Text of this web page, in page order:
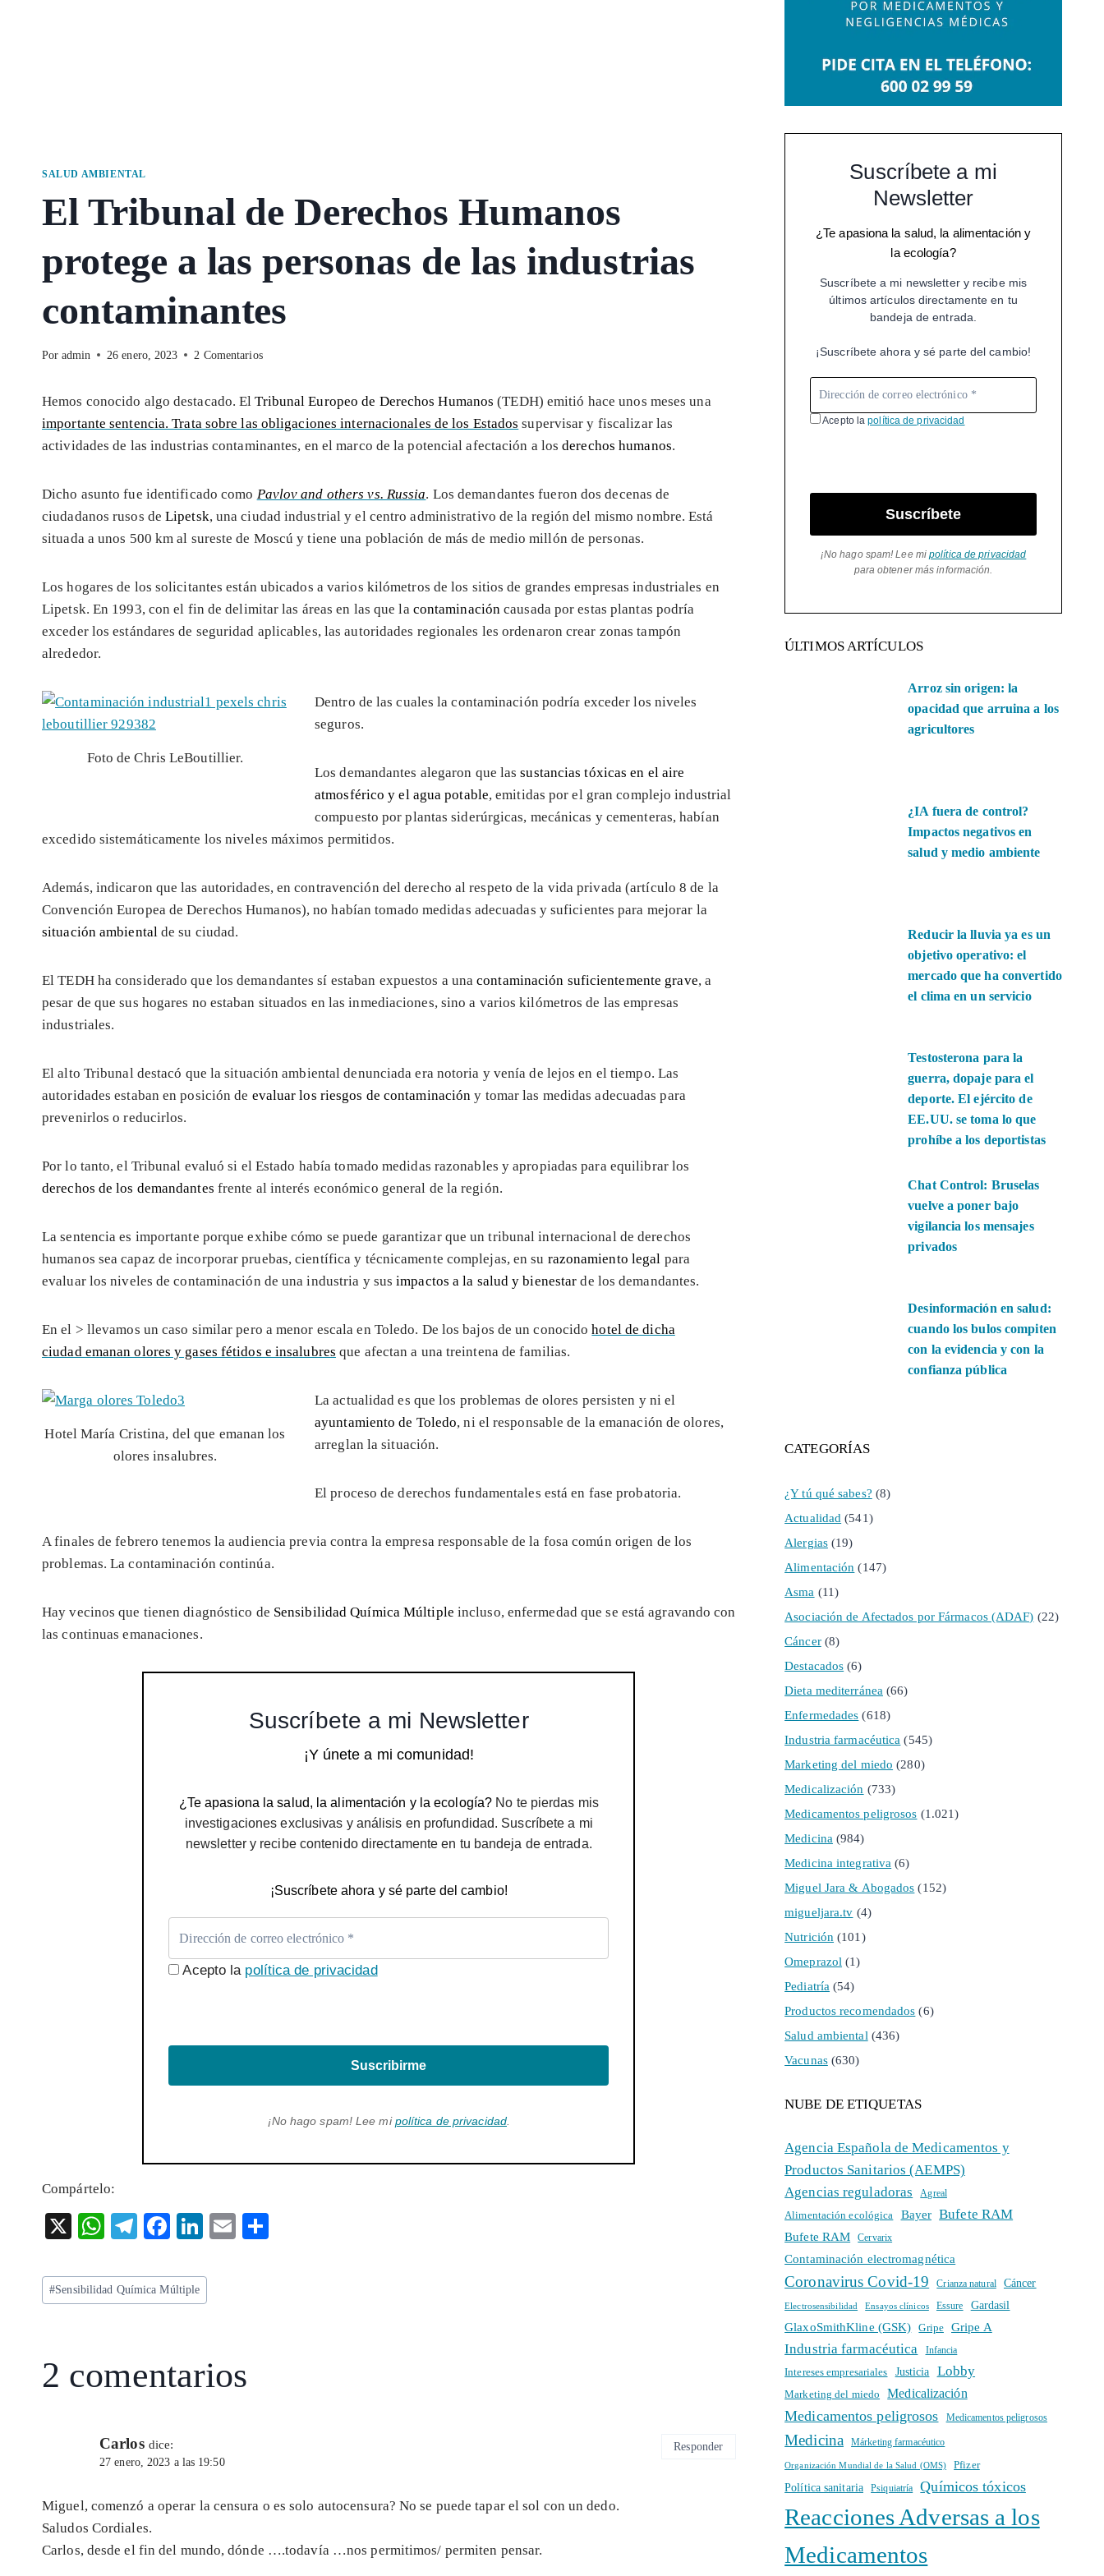
SALUD AMBIENTAL
El Tribunal de Derechos Humanos
protege a las personas de las industrias
contaminantes
Por admin 26 enero, 2023 2 Comentarios
Hemos conocido algo destacado. ElTribunal Europeo de Derechos Humanos (TEDH) emitió hace unos meses una
importante sentencia. Trata sobre las obligaciones internacionales de los Estados supervisar y fiscalizar las
actividades de las industrias contaminantes, en el marco de la potencial afectación a losderechos humanos.
Dicho asunto fue identificado como Pavlov and others vs. Russia. Los demandantes fueron dos decenas de
ciudadanos rusos deLipetsk, una ciudad industrial y el centro administrativo de la región del mismo nombre. Está
situada a unos 500 km al sureste de Moscú y tiene una población de más de medio millón de personas.
Los hogares de los solicitantes están ubicados a varios kilómetros de los sitios de grandes empresas industriales en
Lipetsk. En 1993, con el fin de delimitar las áreas en las que la contaminación causada por estas plantas podría
exceder los estándares de seguridad aplicables, las autoridades regionales les ordenaron crear zonas tampón
alrededor.
Foto de Chris LeBoutillier.
Dentro de las cuales la contaminación podría exceder los niveles
seguros.
Los demandantes alegaron que lassustancias tóxicas en el aire
atmosférico y el agua potable, emitidas por el gran complejo industrial
compuesto por plantas siderúrgicas, mecánicas y cementeras, habían
excedido sistemáticamente los niveles máximos permitidos.
Además, indicaron que las autoridades, en contravención del derecho al respeto de la vida privada (artículo 8 de la
Convención Europea de Derechos Humanos), no habían tomado medidas adecuadas y suficientes para mejorar la
situación ambientalde su ciudad.
El TEDH ha considerado que los demandantes sí estaban expuestos a unacontaminación suficientemente grave, a
pesar de que sus hogares no estaban situados en las inmediaciones, sino a varios kilómetros de las empresas
industriales.
El alto Tribunal destacó que la situación ambiental denunciada era notoria y venía de lejos en el tiempo. Las
autoridades estaban en posición de evaluar los riesgos de contaminación y tomar las medidas adecuadas para
prevenirlos o reducirlos.
Por lo tanto, el Tribunal evaluó si el Estado había tomado medidas razonables y apropiadas para equilibrar los
derechos de los demandantes frente al interés económico general de la región.
La sentencia es importante porque exhibe cómo se puede garantizar que un tribunal internacional de derechos
humanos sea capaz de incorporar pruebas, científica y técnicamente complejas, en su razonamiento legal para
evaluar los niveles de contaminación de una industria y susimpactos a la salud y bienestar de los demandantes.
En el > llevamos un caso similar pero a menor escala en Toledo. De los bajos de un conocidohotel de dicha
ciudad emanan olores y gases fétidos e insalubres que afectan a una treintena de familias.
Hotel María Cristina, del que emanan los
olores insalubres.
La actualidad es que los problemas de olores persisten y ni el
ayuntamiento de Toledo, ni el responsable de la emanación de olores,
arreglan la situación.
El proceso de derechos fundamentales está en fase probatoria.
A finales de febrero tenemos la audiencia previa contra la empresa responsable de la fosa común origen de los
problemas. La contaminación continúa.
Hay vecinos que tienen diagnóstico de Sensibilidad Química Múltiple incluso, enfermedad que se está agravando con
las continuas emanaciones.
Suscríbete a mi Newsletter
¡Y únete a mi comunidad!
¿Te apasiona la salud, la alimentación y la ecología? No te pierdas mis
investigaciones exclusivas y análisis en profundidad. Suscríbete a mi
newsletter y recibe contenido directamente en tu bandeja de entrada.
¡Suscríbete ahora y sé parte del cambio!
Acepto la política de privacidad
Suscribirme
¡No hago spam! Lee mipolítica de privacidad
Compártelo:
X
W
ts
A
T
eg
ra
F
eb
o
Li
ke
dI
E
Etiquetas
de
#Sensibilidad Química Múltiple
2 comentarios
Carlos dice:
27 enero, 2023 a las 19:50
Miguel, comenzó a operar la censura o es solo autocensura? No se puede tapar el sol con un dedo.
Saludos Cordiales.
Carlos, desde el fin del mundo, dónde ….todavía …nos permitimos/ permiten pensar.
Responder
Suscríbete a mi
Newsletter
¿Te apasiona la salud, la alimentación y
la ecología?
Suscríbete a mi newsletter y recibe mis
últimos artículos directamente en tu
bandeja de entrada.
¡Suscríbete ahora y sé parte del cambio!
Acepto lapolítica de privacidad
Suscríbete
¡No hago spam! Lee mipolítica de privacidad
para obtener más información.
ÚLTIMOS ARTÍCULOS
Arroz sin origen: la
opacidad que arruina a los
agricultores
¿IA fuera de control?
Impactos negativos en
salud y medio ambiente
Reducir la lluvia ya es un
objetivo operativo: el
mercado que ha convertido
el clima en un servicio
Testosterona para la
guerra, dopaje para el
deporte. El ejército de
EE.UU. se toma lo que
prohíbe a los deportistas
Chat Control: Bruselas
vuelve a poner bajo
vigilancia los mensajes
privados
Desinformación en salud:
cuando los bulos compiten
con la evidencia y con la
confianza pública
CATEGORÍAS
¿Y tú qué sabes? (8)
Actualidad (541)
Alergias(19)
Alimentación (147)
Asma (11)
Asociación de Afectados por Fármacos (ADAF) (22)
Cáncer(8)
Destacados (6)
Dieta mediterránea (66)
Enfermedades (618)
Industria farmacéutica (545)
Marketing del miedo (280)
Medicalización (733)
Medicamentos peligrosos (1.021)
Medicina (984)
Medicina integrativa (6)
Miguel Jara & Abogados (152)
migueljara.tv (4)
Nutrición (101)
Omeprazol (1)
Pediatría (54)
Productos recomendados (6)
Salud ambiental (436)
Vacunas(630)
NUBE DE ETIQUETAS
Agencia Española de Medicamentos y
Productos Sanitarios (AEMPS)
Agencias reguladoras
Agreal
Alimentación ecológica Bayer Bufete RAM
Bufete RAM Cervarix
Contaminación electromagnética
Coronavirus Covid-19 Crianza natural Cáncer
Electrosensibilidad Ensayos clínicos Essure Gardasil
GlaxoSmithKline (GSK) Gripe Gripe A
Industria farmacéutica Infancia
Intereses empresariales Justicia Lobby
Marketing del miedo Medicalización
Medicamentos peligrosos Medicamentos peligrosos
Medicina Márketing farmacéutico
Organización Mundial de la Salud (OMS) Pfizer
Política sanitaria Psiquiatría Químicos tóxicos
Reacciones Adversas a los
Medicamentos